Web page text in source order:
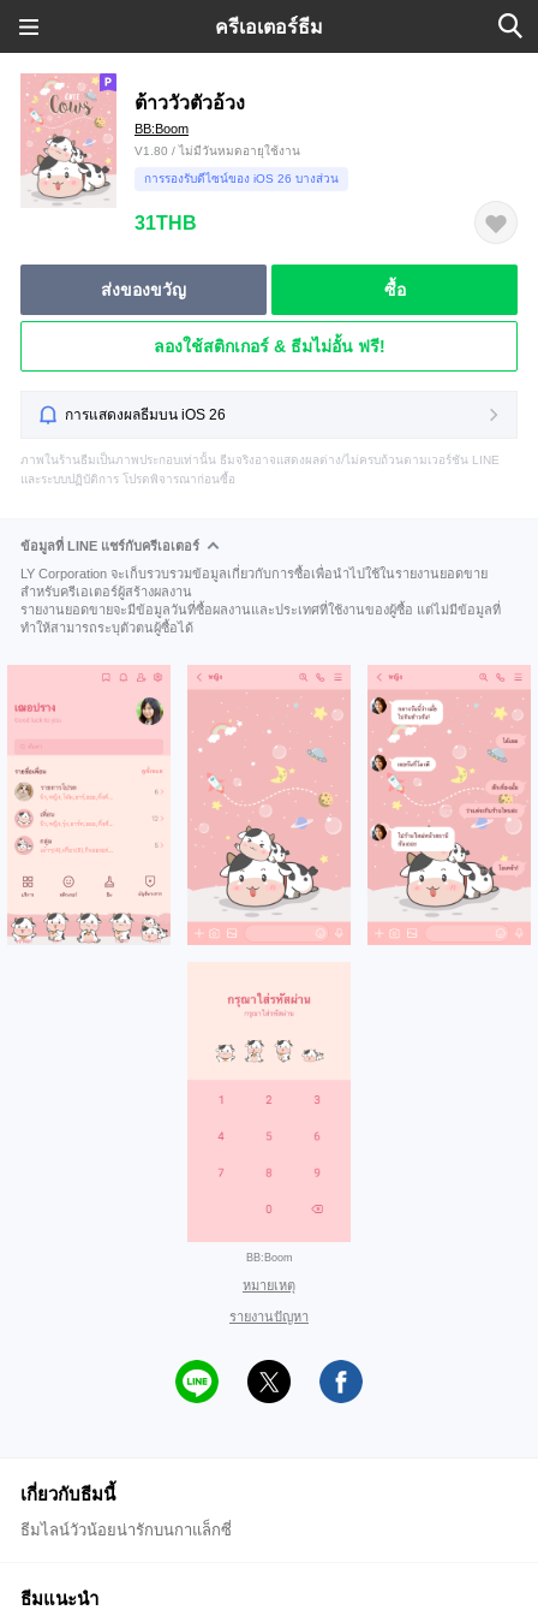
ครีเอเตอร์ธีม
ต้าววัวตัวอ้วง
BB:Boom
V1.80 / ไม่มีวันหมดอายุใช้งาน
การรองรับดีไซน์ของ iOS 26 บางส่วน
31THB
ส่งของขวัญ ซื้อ
ลองใช้สติกเกอร์ & ธีมไม่อั้น ฟรี!
การแสดงผลธีมบน iOS 26
ภาพในร้านธีมเป็นภาพประกอบเท่านั้น ธีมจริงอาจแสดงผลต่าง/ไม่ครบถ้วนตามเวอร์ชัน LINE
และระบบปฏิบัติการ โปรดพิจารณาก่อนซื้อ
ข้อมูลที่ LINE แชร์กับครีเอเตอร์
LY Corporation จะเก็บรวบรวมข้อมูลเกี่ยวกับการซื้อเพื่อนำไปใช้ในรายงานยอดขาย
สำหรับครีเอเตอร์ผู้สร้างผลงาน
รายงานยอดขายจะมีข้อมูลวันที่ซื้อผลงานและประเทศที่ใช้งานของผู้ซื้อ แต่ไม่มีข้อมูลที่
ทำให้สามารถระบุตัวตนผู้ซื้อได้
BB:Boom
หมายเหตุ
รายงานปัญหา
เกี่ยวกับธีมนี้
ธีมไลน์วัวน้อยน่ารักบนกาแล็กซี่
ธีมแนะนำ